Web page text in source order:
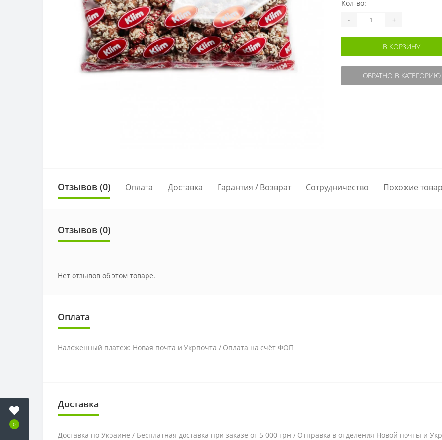
0
Кол-во:
- +
В КОРЗИНУ
ОБРАТНО В КАТЕГОРИЮ
Отзывов (0) Оплата Доставка Гарантия / Возврат Сотрудничество Похожие
Отзывов (0)
Нет отзывов об этом товаре.
Оплата
Наложенный платеж: Новая почта и Укрпочта / Оплата на счёт ФОП
Доставка
Доставка по Украине / Бесплатная доставка при заказе от 5 000 грн / Отправка в отделения Новой почты и